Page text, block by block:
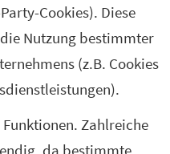
Cookies). Diese
Nutzung bestimmter
(z.B. Cookies
Zahlreiche